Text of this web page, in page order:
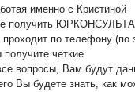
именно с Кристиной
четкие
вопросы, Вам будут
Вы будете знать, как